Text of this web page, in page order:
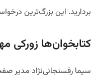
بردارید. این بزرگ‌ترین
کتابخوان‌ها زورکی
سیما رفسنجانی‌نژاد مدیر